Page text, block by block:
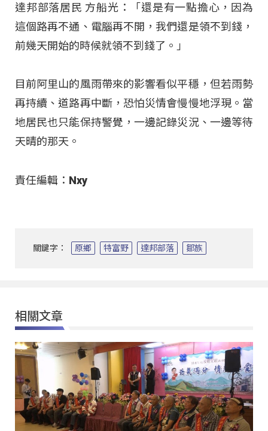
達邦部落居民 方船光：「還是有一點擔心，因為
這個路再不通、電腦再不開，我們還是領不到錢，
前幾天開始的時候就領不到錢了。」
目前阿里山的風雨帶來的影響看似平穩，但若雨勢
再持續、道路再中斷，恐怕災情會慢慢地浮現。當
地居民也只能保持警覺，一邊記錄災況、一邊等待
天晴的那天。
責任編輯：Nxy
關鍵字： 原鄉 特富野 達邦部落 鄒族
相關文章